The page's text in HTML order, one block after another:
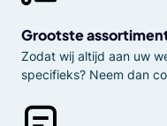
Grootste
Zodat wij altijd aan uw
specifieks? Neem dan